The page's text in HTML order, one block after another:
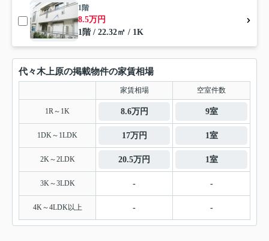
1階
8.5万円
1階 / 22.32㎡ / 1K
代々木上原の掲載物件の家賃相場
家賃相場 空室件数
1R～1K 8.6万円 9室
1DK～1LDK 17万円 1室
2K～2LDK 20.5万円 1室
3K～3LDK - -
4K～4LDK以上 - -